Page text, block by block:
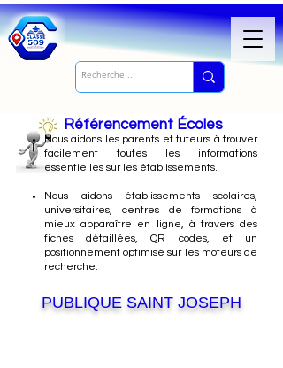
Référencement Écoles
Nousaidons les parents et tuteurs à trouver
facilement toutes les informations
essentielles sur les établissements.
Nous aidons établissements scolaires,
universitaires, centres de formations à
mieux apparaître en ligne, à travers des
fiches détaillées, QR codes, et un
positionnement optimisé sur les moteurs de
recherche.
PUBLIQUE SAINT JOSEPH